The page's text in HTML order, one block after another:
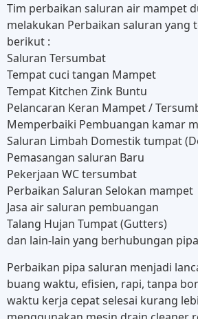
Tim perbaikan saluran air mampet
melakukan Perbaikan saluran yang
berikut :
Saluran Tersumbat
Tempat cuci tangan Mampet
Tempat Kitchen Zink Buntu
Pelancaran Keran Mampet /
Memperbaiki Pembuangan kamar
Saluran Limbah Domestik tumpat
Pemasangan saluran Baru
Pekerjaan WC tersumbat
Perbaikan Saluran Selokan mampet
Jasa air saluran pembuangan
Talang Hujan Tumpat (Gutters)
dan lain-lain yang berhubungan
Perbaikan pipa saluran menjadi
buang waktu, efisien, rapi, tanpa
waktu kerja cepat selesai kurang